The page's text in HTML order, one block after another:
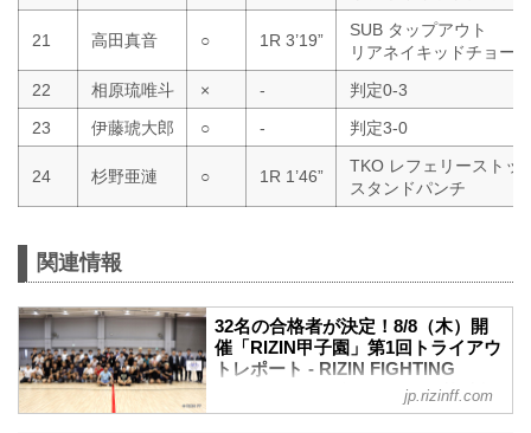
21 高田真音 ○ 1R 3’19”
SUB タップアウト
リアネイキッドチョーク
22
相原琉唯斗 × -
判定0-3
23
伊藤琥大郎 ○ - 判定3-0
24 杉野亜漣 ○ 1R 1’46”
TKO レフェリーストッ
スタンドパンチ
関連情報
32名の合格者が決定！8/8（木）開
催「RIZIN甲子園」第1回トライアウ
トレポート - RIZIN FIGHTING
FEDERATION オフィシャルサイト
jp.rizinff.com